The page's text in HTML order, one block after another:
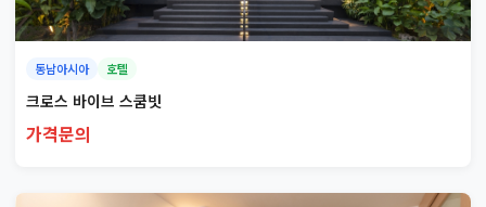
동남아시아 호텔
크로스 바이브 스쿰빗
가격문의